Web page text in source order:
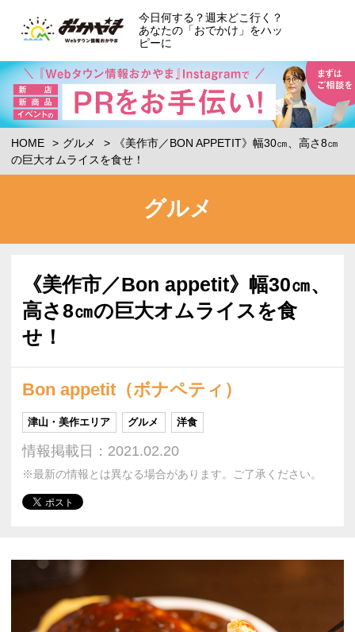
今日何する？週末どこ行く？
あなたの「おでかけ」をハッ
ピーに
HOME グルメ
《美作市／BON APPETIT》幅30㎝、高さ8㎝
の巨大オムライスを食せ！
グルメ
《美作市／Bon appetit》幅30㎝、
高さ8㎝の巨大オムライスを食
せ！
Bon appetit（ボナペティ）
津山・美作エリア グルメ 洋食
情報掲載日：2021.02.20
※最新の情報とは異なる場合があります。ご了承ください。